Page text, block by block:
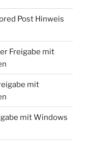
Post Hinweis
Freigabe mit
mit
mit Windows